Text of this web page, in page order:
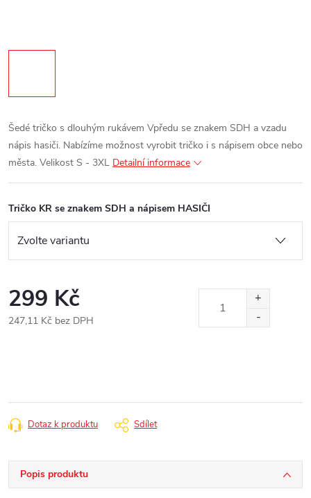
Šedé tričko s dlouhým rukávem Vpředu se znakem SDH a vzadu
nápis hasiči. Nabízíme možnost vyrobit tričko i s nápisem obce nebo
města. Velikost S - 3XL Detailní informace
Tričko KR se znakem SDH a nápisem HASIČI
299 Kč
247,11 Kč bez DPH
Dotaz k produktu Sdílet
Popis produktu